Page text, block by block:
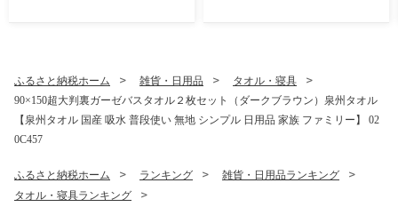
ふるさと納税ホーム 雑貨・日用品
タオル・寝具
90×150超大判裏ガーゼバスタオル２枚セット（ダークブラウン）泉州タオル
【泉州タオル 国産 吸水 普段使い 無地 シンプル 日用品 家族 ファミリー】 02
0C457
ふるさと納税ホーム ランキング
雑貨・日用品ランキング
タオル・寝具ランキング